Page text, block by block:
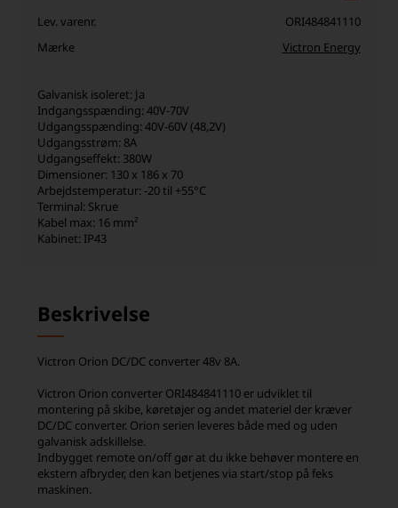
Beskrivelse
Victron Orion DC/DC converter 48v 8A.
Victron Orion converter ORI484841110 er udviklet til
montering på skibe, køretøjer og andet materiel der kræver
DC/DC converter. Orion serien leveres både med og uden
galvanisk adskillelse.
Indbygget remote on/off gør at du ikke behøver montere en
ekstern afbryder, den kan betjenes via start/stop på feks
maskinen.
Lev. varenr.
ORI484841110
Mærke
Victron Energy
Galvanisk isoleret: Ja
Indgangsspænding: 40V-70V
Udgangsspænding: 40V-60V (48,2V)
Udgangsstrøm: 8A
Udgangseffekt: 380W
Dimensioner: 130 x 186 x 70
Arbejdstemperatur: -20 til +55°C
Terminal: Skrue
Kabel max: 16 mm²
Kabinet: IP43